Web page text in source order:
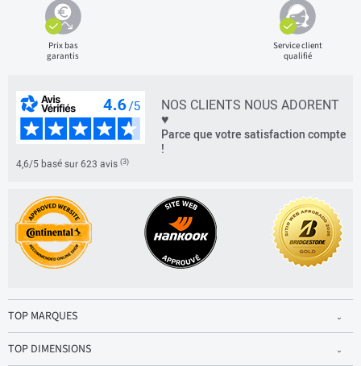
Prix bas
garantis
Service client
qualifié
NOS CLIENTS NOUS ADORENT
♥
Parce que votre satisfaction compte
!
4,6/5 basé sur 623 avis (3)
TOP MARQUES
TOP DIMENSIONS